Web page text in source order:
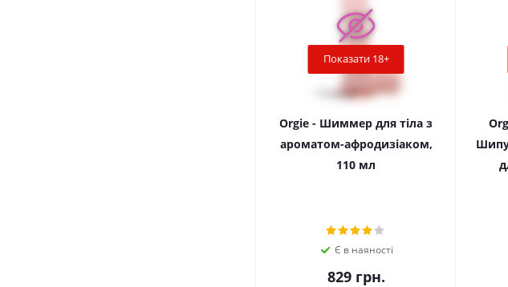
Показати 18+
Orgie - Шиммер для тіла з
ароматом-афродизіаком,
110 мл
Є в наяності
829грн.